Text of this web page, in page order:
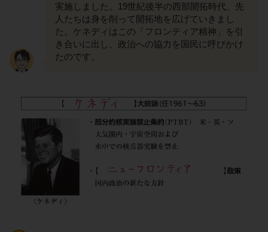
実施しました。19世紀後半の西部開拓時代、先
人たちは身を削って開拓地を広げていきまし
た。ケネディはこの「フロンティア精神」を引
き合いに出し、政治への協力を国民に呼びかけ
たのです。